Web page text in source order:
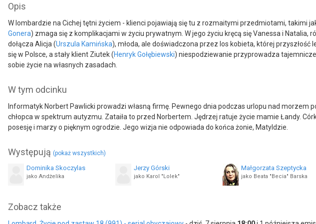
Opis
W lombardzie na Cichej tętni życiem - klienci pojawiają się tu z rozmaitymi przedmiotami, takimi
Gonera) zmaga się z komplikacjami w życiu prywatnym. W jego życiu kręcą się Vanessa i
dołącza Alicja (Urszula Kamińska), młoda, ale doświadczona przez los kobieta, której przyszłość
się w Polsce, a stały klient Ziutek (Henryk Gołębiewski) niespodziewanie przyprowadza
sobie życie na własnych zasadach.
W tym odcinku
Informatyk Norbert Pawlicki prowadzi własną firmę. Pewnego dnia podczas urlopu nad
chłopca w spektrum autyzmu. Zataiła to przed Norbertem. Jędrzej ratuje życie mamie Łandy.
posesję i marzy o pięknym ogrodzie. Jego wizja nie odpowiada do końca żonie, Matyldzie.
Występują (pokaż wszystkich)
Dominika Skoczylas
jako Andżelika
Jerzy Górski
jako Karol "Lolek"
Małgorzata Szeptycka
jako Beata "Becia" Barska
jako Kazimierz Barski
Zobacz także